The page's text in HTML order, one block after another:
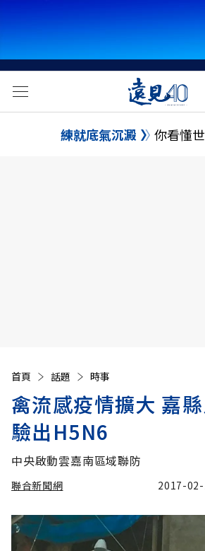
練就底氣沉澱 你看懂
首頁 話題 時事
禽流感疫情擴大 嘉
驗出H5N6
中央啟動雲嘉南區域聯防
聯合新聞網 2017-